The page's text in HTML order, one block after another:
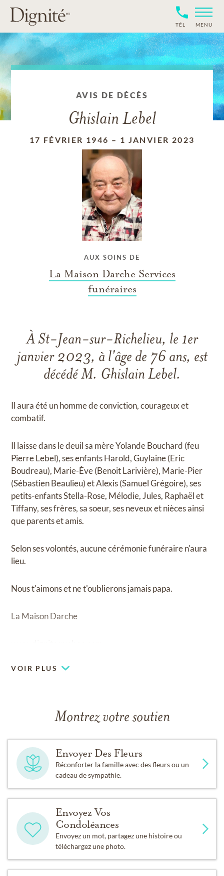
TÉL MENU
AVIS DE DÉCÈS
Ghislain Lebel
17 FÉVRIER 1946 – 1 JANVIER 2023
AUX SOINS DE
La Maison Darche Services
funéraires
À St-Jean-sur-Richelieu, le 1er
janvier 2023, à l'âge de 76 ans, est
décédé M. Ghislain Lebel.
Il aura été un homme de conviction, courageux et
combatif.
Il laisse dans le deuil sa mère Yolande Bouchard (feu
Pierre Lebel), ses enfants Harold, Guylaine (Eric
Boudreau), Marie-Ève (Benoit Larivière), Marie-Pier
(Sébastien Beaulieu) et Alexis (Samuel Grégoire), ses
petits-enfants Stella-Rose, Mélodie, Jules, Raphaël et
Tiffany, ses frères, sa soeur, ses neveux et nièces ainsi
que parents et amis.
Selon ses volontés, aucune cérémonie funéraire n'aura
lieu.
Nous t'aimons et ne t'oublierons jamais papa.
La Maison Darche
VOIR PLUS
Montrez votre soutien
Envoyer Des Fleurs
Réconforter la famille avec des fleurs ou un
cadeau de sympathie.
Envoyez Vos
Condoléances
Envoyez un mot, partagez une histoire ou
téléchargez une photo.